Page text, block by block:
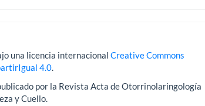
una licencia internacionalCreative Commons
4.0.
por la Revista Acta de Otorrinolaringología
y Cuello.